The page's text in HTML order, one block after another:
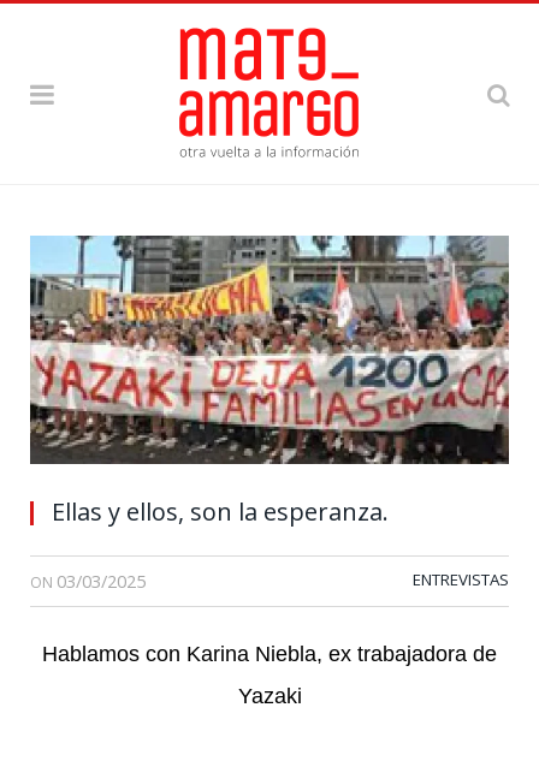
Ellas y ellos, son la esperanza.
ON 03/03/2025 ENTREVISTAS
Hablamos con Karina Niebla, ex trabajadora de
Yazaki